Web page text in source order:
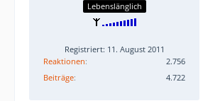
Lebenslänglich
Registriert: 11. August 2011
Reaktionen
2.756
Beiträge
4.722